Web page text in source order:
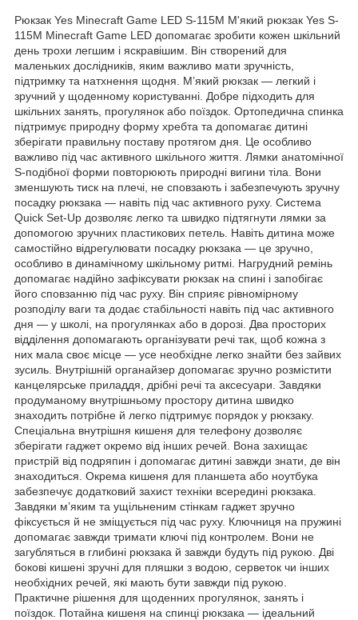
Рюкзак Yes Minecraft Game LED S-115M М'який рюкзак Yes S-
115М Minecraft Game LED допомагає зробити кожен шкільний
день трохи легшим і яскравішим. Він створений для
маленьких дослідників, яким важливо мати зручність,
підтримку та натхнення щодня. М’який рюкзак — легкий і
зручний у щоденному користуванні. Добре підходить для
шкільних занять, прогулянок або поїздок. Ортопедична спинка
підтримує природну форму хребта та допомагає дитині
зберігати правильну поставу протягом дня. Це особливо
важливо під час активного шкільного життя. Лямки анатомічної
S-подібної форми повторюють природні вигини тіла. Вони
зменшують тиск на плечі, не сповзають і забезпечують зручну
посадку рюкзака — навіть під час активного руху. Система
Quick Set-Up дозволяє легко та швидко підтягнути лямки за
допомогою зручних пластикових петель. Навіть дитина може
самостійно відрегулювати посадку рюкзака — це зручно,
особливо в динамічному шкільному ритмі. Нагрудний ремінь
допомагає надійно зафіксувати рюкзак на спині і запобігає
його сповзанню під час руху. Він сприяє рівномірному
розподілу ваги та додає стабільності навіть під час активного
дня — у школі, на прогулянках або в дорозі. Два просторих
відділення допомагають організувати речі так, щоб кожна з
них мала своє місце — усе необхідне легко знайти без зайвих
зусиль. Внутрішній органайзер допомагає зручно розмістити
канцелярське приладдя, дрібні речі та аксесуари. Завдяки
продуманому внутрішньому простору дитина швидко
знаходить потрібне й легко підтримує порядок у рюкзаку.
Спеціальна внутрішня кишеня для телефону дозволяє
зберігати гаджет окремо від інших речей. Вона захищає
пристрій від подряпин і допомагає дитині завжди знати, де він
знаходиться. Окрема кишеня для планшета або ноутбука
забезпечує додатковий захист техніки всередині рюкзака.
Завдяки м’яким та ущільненим стінкам гаджет зручно
фіксується й не зміщується під час руху. Ключниця на пружині
допомагає завжди тримати ключі під контролем. Вони не
загубляться в глибині рюкзака й завжди будуть під рукою. Дві
бокові кишені зручні для пляшки з водою, серветок чи інших
необхідних речей, які мають бути завжди під рукою.
Практичне рішення для щоденних прогулянок, занять і
поїздок. Потайна кишеня на спинці рюкзака — ідеальний